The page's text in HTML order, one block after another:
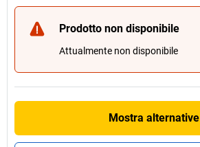
Prodotto non disponibile
Attualmente non disponibile
Mostra alternative